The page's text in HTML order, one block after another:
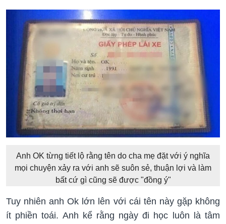
Anh OK từng tiết lộ rằng tên do cha mẹ đặt với ý nghĩa
mọi chuyện xảy ra với anh sẽ suôn sẻ, thuận lợi và làm
bất cứ gì cũng sẽ được "đồng ý"
Tuy nhiên anh Ok lớn lên với cái tên này gặp không
ít phiền toái. Anh kể rằng ngày đi học luôn là tâm